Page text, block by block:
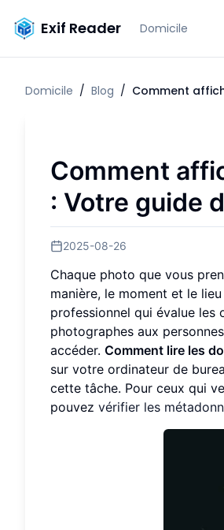
Exif Reader Domicile
Domicile / Blog / Comment
Comment
: Votre guide
2025-08-26
Chaque photo que vous
manière, le moment et le
professionnel qui évalue les
photographes aux
accéder. Comment lire les
sur votre ordinateur de
cette tâche. Pour ceux qui
pouvez vérifier les